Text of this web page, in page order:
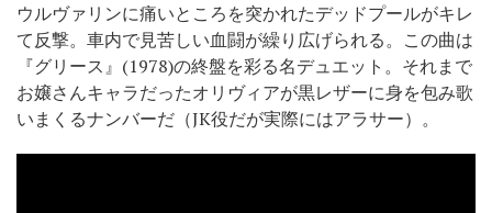
ウルヴァリンに痛いところを突かれたデッドプールがキレ
て反撃。車内で見苦しい血闘が繰り広げられる。この曲は
『グリース』(1978)の終盤を彩る名デュエット。それまで
お嬢さんキャラだったオリヴィアが黒レザーに身を包み歌
いまくるナンバーだ（JK役だが実際にはアラサー）。